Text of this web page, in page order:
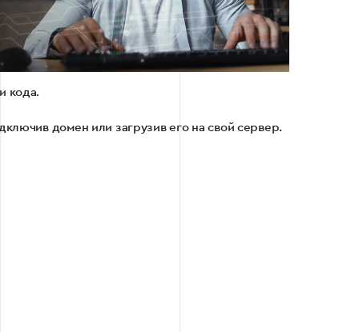
кода.
домен или загрузив его на свой сервер.